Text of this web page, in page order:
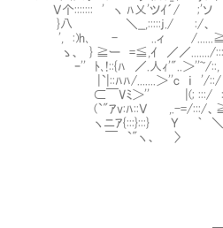
Ｖ个::::::: ' ヽ ﾊ乂'ツｲ´/ ;'ソ ヽ
}八 ＼__,:::::j./ :/、 ＞
', :)h､ - ..ィ /......≧＜
ゝ、 } ≧ー =≦,ｲ ／／......./:::;/__
ｰ'' ﾄ､!::{ﾊ ／.人ｨ'"..＞''~/::,
|`|::ﾊﾊ/.......＞''c ｉ '/
⊂￣Vﾐ＞'' |(; :::/ :._ ＿_,,
(`"ｱv:ﾊ::Ｖ ,.-=/:::/、
ヽニｱ{:::}:::} Ｙ ｀ ＼ V
￣ `"ヽ、 〉 ｀^ ''＜